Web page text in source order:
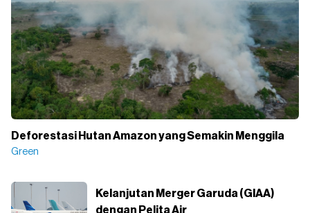
Deforestasi Hutan Amazon yang Semakin Menggila
Green
Kelanjutan Merger Garuda (GIAA)
dengan Pelita Air